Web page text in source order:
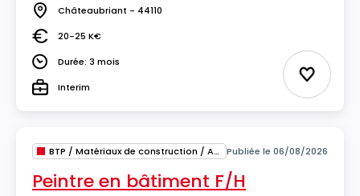
Lieu Châteaubriant - 44110
Salaire20-25 K€
DuréeDurée: 3 mois
TypeInterim Ajouter
BTP / Matériaux de construction / Architecture Publiée le 06/08/2026
Peintre en bâtiment F/H